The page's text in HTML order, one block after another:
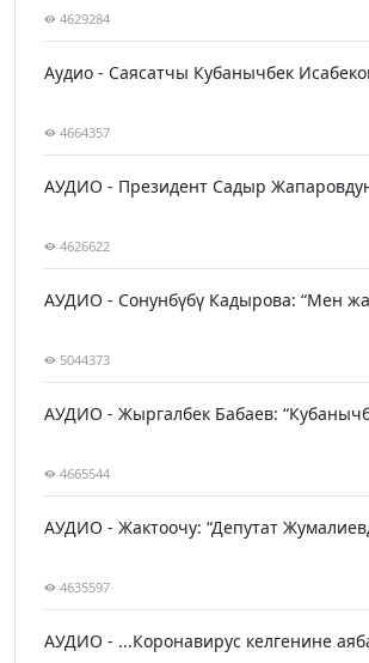
4629284
Аудио - Саясатчы Кубанычбек
4664357
АУДИО - Президент Садыр
4626622
АУДИО - Сонунбүбү Кадырова: “Мен
5044373
АУДИО - Жыргалбек Бабаев:
4665544
АУДИО - Жактоочу: “Депутат
4635597
АУДИО - ...Коронавирус келгенине